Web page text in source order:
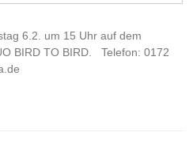
6.2. um 15 Uhr auf dem
BIRD TO BIRD. Telefon: 0172